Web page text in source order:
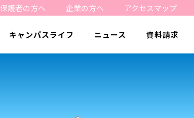
保護者の方へ 企業の方へ アクセスマップ
キャンパスライフ ニュース 資料請求